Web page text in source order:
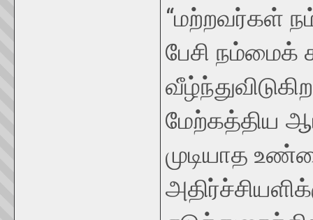
“மற்றவர்கள்
பேசி நம்மைக்
மேற்கத்திய
முடியாத